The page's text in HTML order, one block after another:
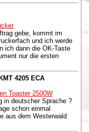
gebe, kommt im
und ich werde
ich dann die OK-Taste
nur die ersten
4205 ECA
Toaster 2500W
in deutscher Sprache ?
schon einmal
aus dem Westerwald